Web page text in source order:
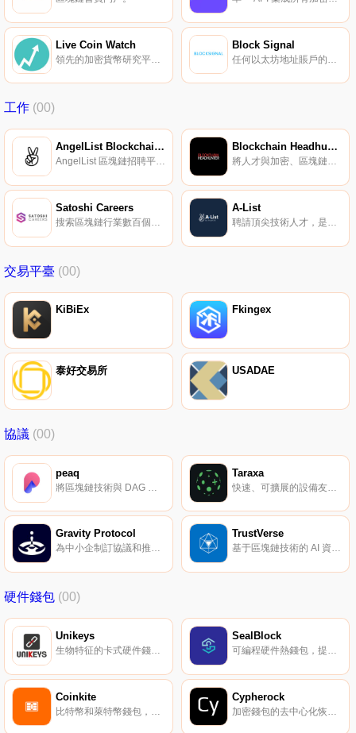
Live Coin Watch
領先的加密貨幣研究平臺。
Block Signal
工作 (00)
AngelList Blockchain Jobs
AngelList 區塊鏈招聘平臺。
Blockchain Headhunter
將人才與加密、區塊鏈、金融科技的雇主聯系在一起。
Satoshi Careers
搜索區塊鏈行業數百個令人興奮的工作崗位。
A-List
聘請頂尖技術人才，是首要。
交易平臺 (00)
KiBiEx Fkingex
泰好交易所 USADAE
協議 (00)
peaq Taraxa
Gravity Protocol
為中小企制訂協議和推出公用測試網。
TrustVerse
基于區塊鏈技術的 AI 資產管理及資產分配協議。
硬件錢包 (00)
Unikeys
生物特征的卡式硬件錢包。
SealBlock
可編程硬件熱錢包，提升數字資產安全規則的靈活度。
Coinkite Cypherock